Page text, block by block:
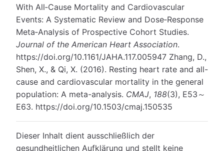
With All‐Cause Mortality and Cardiovascular
Events: A Systematic Review and Dose‐Response
Meta‐Analysis of Prospective Cohort Studies.
Journal of the American Heart Association.
https://doi.org/10.1161/JAHA.117.005947 Zhang, D.,
Shen, X., & Qi, X. (2016). Resting heart rate and all-
cause and cardiovascular mortality in the general
population: A meta-analysis. CMAJ, 188(3), E53～
E63. https://doi.org/10.1503/cmaj.150535
Dieser Inhalt dient ausschließlich der
gesundheitlichen Aufklärung und stellt keine